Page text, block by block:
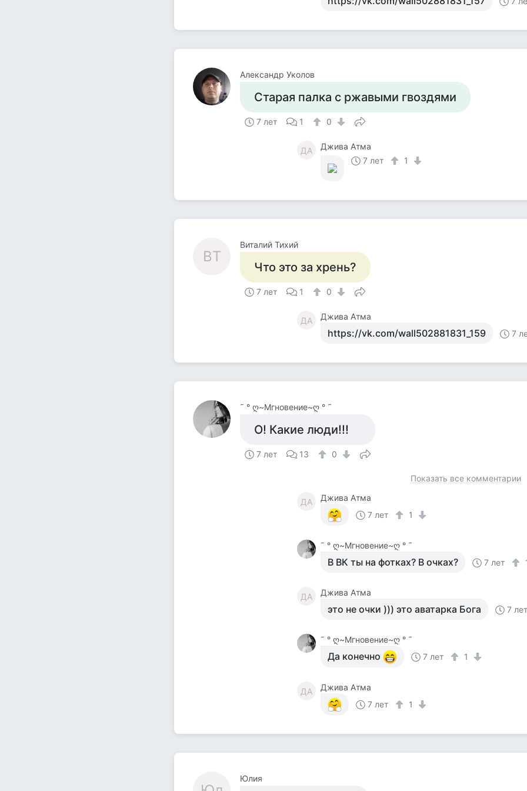
Александр Уколов
Старая палка с ржавыми гвоздями
7 лет 1 0
ДА
Джива Атма
7 лет
1
ВТ
Виталий Тихий
Что это за хрень?
7 лет 1 0
ДА Джива Атма
https://vk.com/wall502881831_159 7
˜ ° ღ~Мгновение~ღ ° ˜
О! Какие люди!!!
7 лет 13 0
Показать все комментарии
ДА
Джива Атма
7 лет
1
˜ ° ღ~Мгновение~ღ ° ˜
В ВК ты на фотках? В очках? 7 лет
ДА Джива Атма
это не очки ))) это аватарка Бога 7
˜ ° ღ~Мгновение~ღ ° ˜
Да конечно 7 лет 1
ДА
Джива Атма
7 лет
1
Юлия